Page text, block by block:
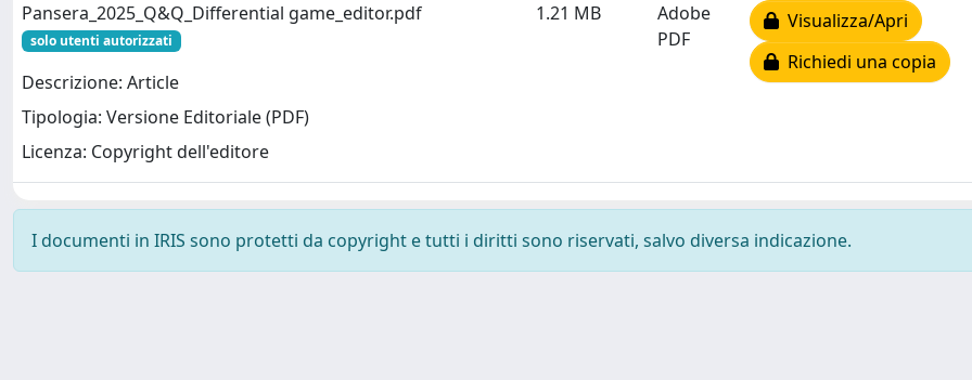
Pansera_2025_Q&Q_Differential game_editor.pdf
solo utenti autorizzati
Descrizione: Article
Tipologia: Versione Editoriale (PDF)
Licenza: Copyright dell'editore
1.21 MB
Adobe
PDF
Visualizza/Apri
Richiedi una copia
I documenti in IRIS sono protetti da copyright e tutti i diritti sono riservati, salvo diversa indicazione.